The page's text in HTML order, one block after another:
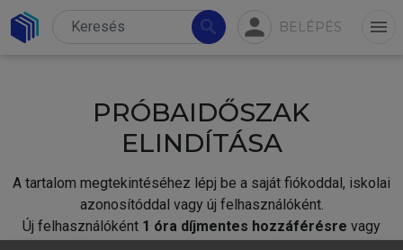
search person BELÉPÉS menu
PRÓBAIDŐSZAK
ELINDÍTÁSA
A tartalom megtekintéséhez lépj be a saját fiókoddal, iskolai
azonosítóddal vagy új felhasználóként.
Új felhasználóként 1 óra díjmentes hozzáférésre vagy